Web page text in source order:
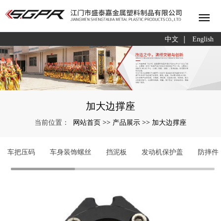
中文 | English
加大边撑座
当前位置： 网站首页 >> 产品展示 >> 加大边撑座
车把压码 车身装饰螺丝 挡泥板 发动机保护盖 防摔件